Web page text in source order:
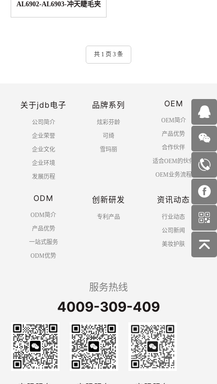
AL6902-AL6903-冲天睫毛夹
共 1 页 3 条
关于jdb电子
公司简介
企业荣誉
企业文化
企业环境
发展历程
品牌系列
炫彩芬龄
可绮
雪玛丽
OEM
OEM简介
产品优势
合作伙伴
适合OEM的伙伴
OEM业务流程
ODM
ODM简介
产品优势
一站式服务
ODM优势
创新研发
专利产品
资讯动态
行业动态
公司新闻
美妆护肤
服务热线
4009-309-409